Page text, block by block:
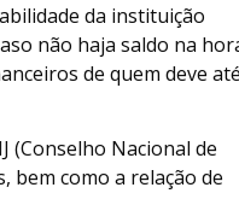
da instituição
não haja saldo na
de quem deve
(Conselho Nacional de
bem como a relação de